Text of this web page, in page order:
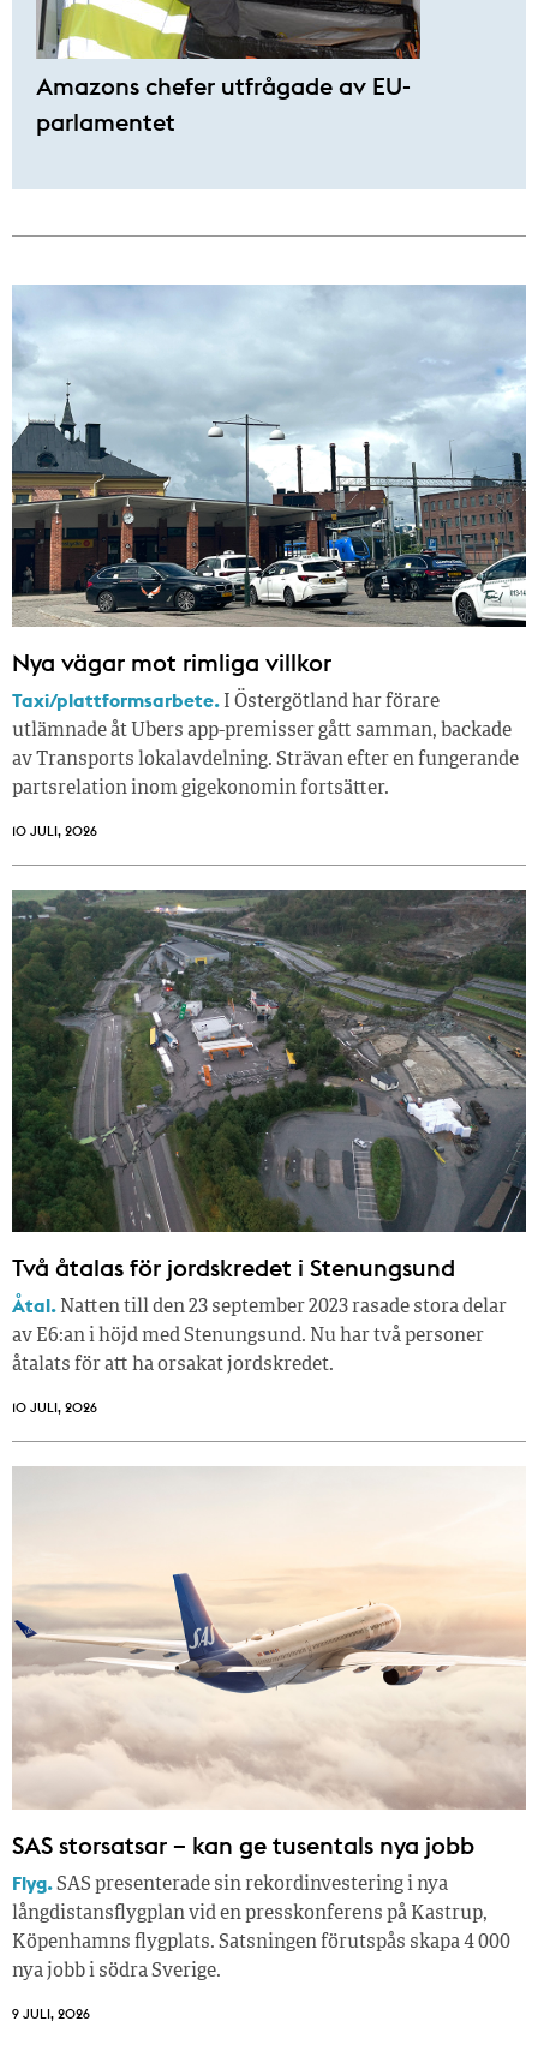
Amazons chefer utfrågade av EU-
parlamentet
Nya vägar mot rimliga villkor
Taxi/plattformsarbete. I Östergötland har förare
utlämnade åt Ubers app-premisser gått samman, backade
av Transports lokalavdelning. Strävan efter en fungerande
partsrelation inom gigekonomin fortsätter.
10 JULI, 2026
Två åtalas för jordskredet i Stenungsund
Åtal. Natten till den 23 september 2023 rasade stora delar
av E6:an i höjd med Stenungsund. Nu har två personer
åtalats för att ha orsakat jordskredet.
10 JULI, 2026
SAS storsatsar – kan ge tusentals nya jobb
Flyg.SAS presenterade sin rekordinvestering i nya
långdistansflygplan vid en presskonferens på Kastrup,
Köpenhamns flygplats. Satsningen förutspås skapa 4 000
nya jobb i södra Sverige.
9 JULI, 2026